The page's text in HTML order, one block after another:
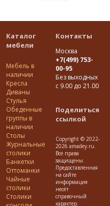
Каталог
мебели
Мебель в
наличии
Кресла
Диваны
Стулья
Обеденные
группы в
наличии
Столы
Журнальные
столики
Банкетки
Оттоманки
Чайные
столики
Столики
Контакты
Москва
+7(499) 753-
00-95
Без выходных
с 9.00 до 21.00
Поделиться
ссылкой
Copyright © 2022-
2026 amadey.ru.
Все права
защищены.
Предоставленная
на сайте
информация
несёт
справочный
характер.